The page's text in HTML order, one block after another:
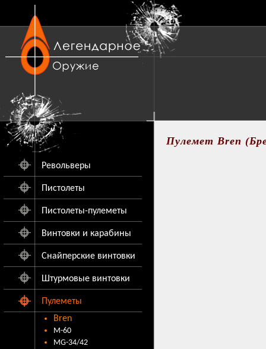
Револьверы
Пистолеты
Пистолеты-пулеметы
Винтовки и карабины
Снайперские винтовки
Штурмовые винтовки
Пулеметы
Bren
M-60
MG-34/42
Пулемет Bren